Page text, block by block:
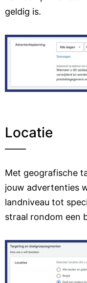
geldig is.
Locatie
Met geografische
jouw advertenties
landniveau tot
straal rondom een